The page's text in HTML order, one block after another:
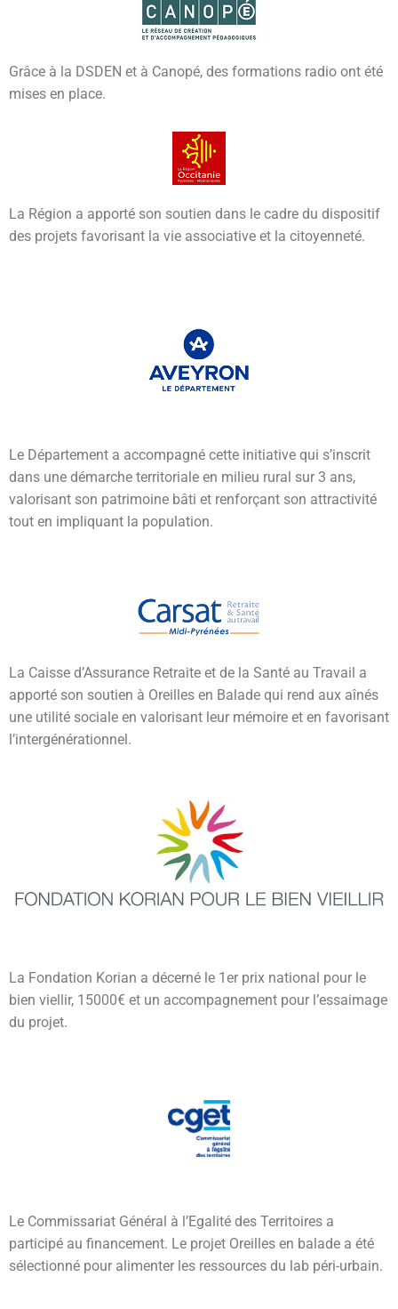
Grâce à la DSDEN et à Canopé, des formations radio ont été
mises en place.
La Région a apporté son soutien dans le cadre du dispositif
des projets favorisant la vie associative et la citoyenneté.
Le Département a accompagné cette initiative qui s’inscrit
dans une démarche territoriale en milieu rural sur 3 ans,
valorisant son patrimoine bâti et renforçant son attractivité
tout en impliquant la population.
La Caisse d’Assurance Retraite et de la Santé au Travail a
apporté son soutien à Oreilles en Balade qui rend aux aînés
une utilité sociale en valorisant leur mémoire et en favorisant
l’intergénérationnel.
La Fondation Korian a décerné le 1er prix national pour le
bien viellir, 15000€ et un accompagnement pour l’essaimage
du projet.
Le Commissariat Général à l’Egalité des Territoires a
participé au financement. Le projet Oreilles en balade a été
sélectionné pour alimenter les ressources du lab péri-urbain.